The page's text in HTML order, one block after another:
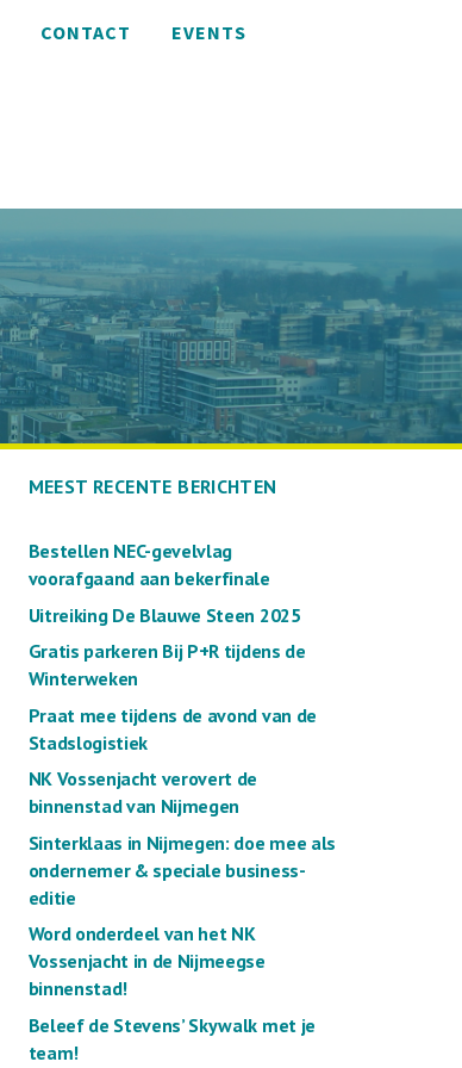
CONTACT EVENTS
MEEST RECENTE BERICHTEN
Bestellen NEC-gevelvlag
voorafgaand aan bekerfinale
Uitreiking De Blauwe Steen 2025
Gratis parkeren Bij P+R tijdens de
Winterweken
Praat mee tijdens de avond van de
Stadslogistiek
NK Vossenjacht verovert de
binnenstad van Nijmegen
Sinterklaas in Nijmegen: doe mee als
ondernemer & speciale business-
editie
Word onderdeel van het NK
Vossenjacht in de Nijmeegse
binnenstad!
Beleef de Stevens’ Skywalk met je
team!